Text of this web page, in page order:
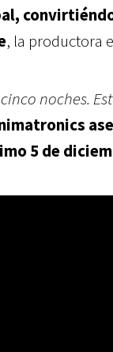
, la productora
noches.
5 de